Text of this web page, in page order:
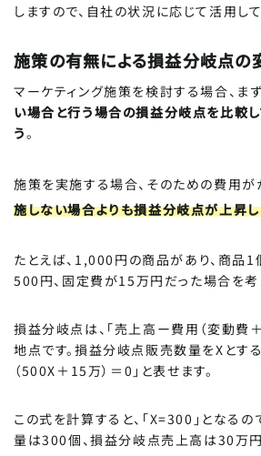
しますので、自社の状況に応じて活用して
施策の有無による損益分岐点の
マーケティング施策を検討する場合、まず
い場合と行う場合の損益分岐点を比較し
う。
施策を実施する場合、そのための費用が
施しない場合よりも損益分岐点が上昇
たとえば、1,000円の商品があり、商品
500円、固定費が15万円だった場合を考
損益分岐点は、「売上高ー費用（変動費
地点です。損益分岐点販売数量をXとす
（500X＋15万）＝0」と表せます。
この式を計算すると、「X=300」となる
量は300個、損益分岐点売上高は30万円